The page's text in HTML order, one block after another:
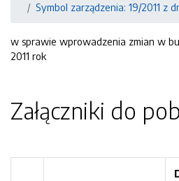
Symbol zarządzenia: 19/2011 z
w sprawie wprowadzenia zmian w
2011 rok
Załączniki do